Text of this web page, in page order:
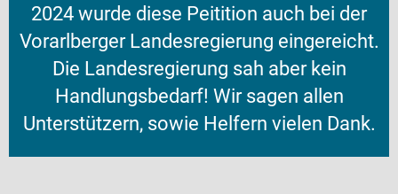
2024 wurde diese Peitition auch bei der
Vorarlberger Landesregierung eingereicht.
Die Landesregierung sah aber kein
Handlungsbedarf! Wir sagen allen
Unterstützern, sowie Helfern vielen Dank.